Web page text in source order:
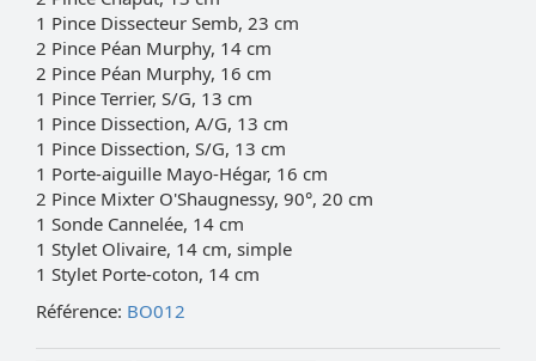
1 Pince Dissecteur Semb, 23 cm
2 Pince Péan Murphy, 14 cm
2 Pince Péan Murphy, 16 cm
1 Pince Terrier, S/G, 13 cm
1 Pince Dissection, A/G, 13 cm
1 Pince Dissection, S/G, 13 cm
1 Porte-aiguille Mayo-Hégar, 16 cm
2 Pince Mixter O'Shaugnessy, 90°, 20 cm
1 Sonde Cannelée, 14 cm
1 Stylet Olivaire, 14 cm, simple
1 Stylet Porte-coton, 14 cm
Référence: BO012